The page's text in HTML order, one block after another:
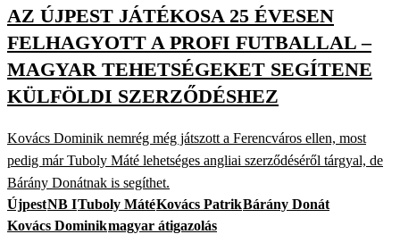
AZ ÚJPEST JÁTÉKOSA 25 ÉVESEN
FELHAGYOTT A PROFI FUTBALLAL –
MAGYAR TEHETSÉGEKET SEGÍTENE
KÜLFÖLDI SZERZŐDÉSHEZ
Kovács Dominik nemrég még játszott a Ferencváros ellen, most
pedig már Tuboly Máté lehetséges angliai szerződéséről tárgyal, de
Bárány Donátnak is segíthet.
ÚjpestNB ITuboly MátéKovács PatrikBárány Donát
Kovács Dominikmagyar átigazolás